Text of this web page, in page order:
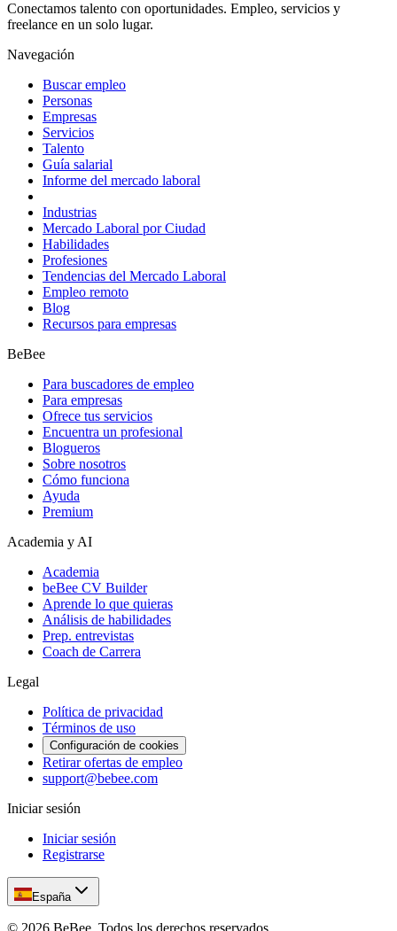
Conectamos talento con oportunidades. Empleo, servicios y
freelance en un solo lugar.
Navegación
Buscar empleo
Personas
Empresas
Servicios
Talento
Guía salarial
Informe del mercado laboral
Industrias
Mercado Laboral por Ciudad
Habilidades
Profesiones
Tendencias del Mercado Laboral
Empleo remoto
Blog
Recursos para empresas
BeBee
Para buscadores de empleo
Para empresas
Ofrece tus servicios
Encuentra un profesional
Blogueros
Sobre nosotros
Cómo funciona
Ayuda
Premium
Academia y AI
Academia
beBee CV Builder
Aprende lo que quieras
Análisis de habilidades
Prep. entrevistas
Coach de Carrera
Legal
Política de privacidad
Términos de uso
Configuración de cookies
Retirar ofertas de empleo
support@bebee.com
Iniciar sesión
Iniciar sesión
Registrarse
España